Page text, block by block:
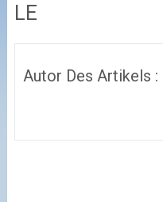
LE
Autor Des Artikels :